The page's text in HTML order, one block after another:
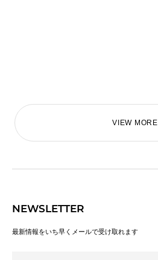
VIEW MORE
NEWSLETTER
最新情報をいち早くメールで受け取れます